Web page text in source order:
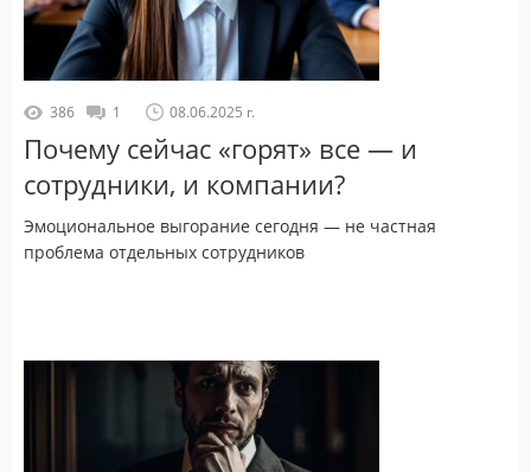
386 1 08.06.2025 г.
Почему сейчас «горят» все — и
сотрудники, и компании?
Эмоциональное выгорание сегодня — не частная
проблема отдельных сотрудников